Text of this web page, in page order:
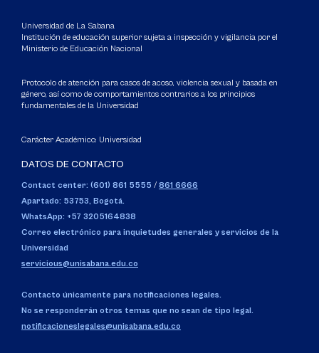
Universidad de La Sabana
Institución de educación superior sujeta a inspección y vigilancia por el
Ministerio de Educación Nacional
Protocolo de atención para casos de acoso, violencia sexual y basada en
género, así como de comportamientos contrarios a los principios
fundamentales de la Universidad
Carácter Académico: Universidad
DATOS DE CONTACTO
Contact center: (601) 861 5555 / 861 6666
Apartado: 53753, Bogotá.
WhatsApp: +57 3205164838
Correo electrónico para inquietudes generales y servicios de la
Universidad
servicious@unisabana.edu.co
Contacto únicamente para notificaciones legales.
No se responderán otros temas que no sean de tipo legal.
notificacioneslegales@unisabana.edu.co